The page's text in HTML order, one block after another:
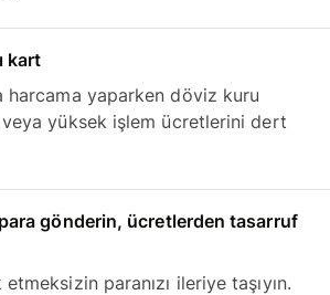
kart
harcama yaparken döviz kuru
veya yüksek işlem ücretlerini dert
para gönderin, ücretlerden tasarruf
paranızı ileriye taşıyın.